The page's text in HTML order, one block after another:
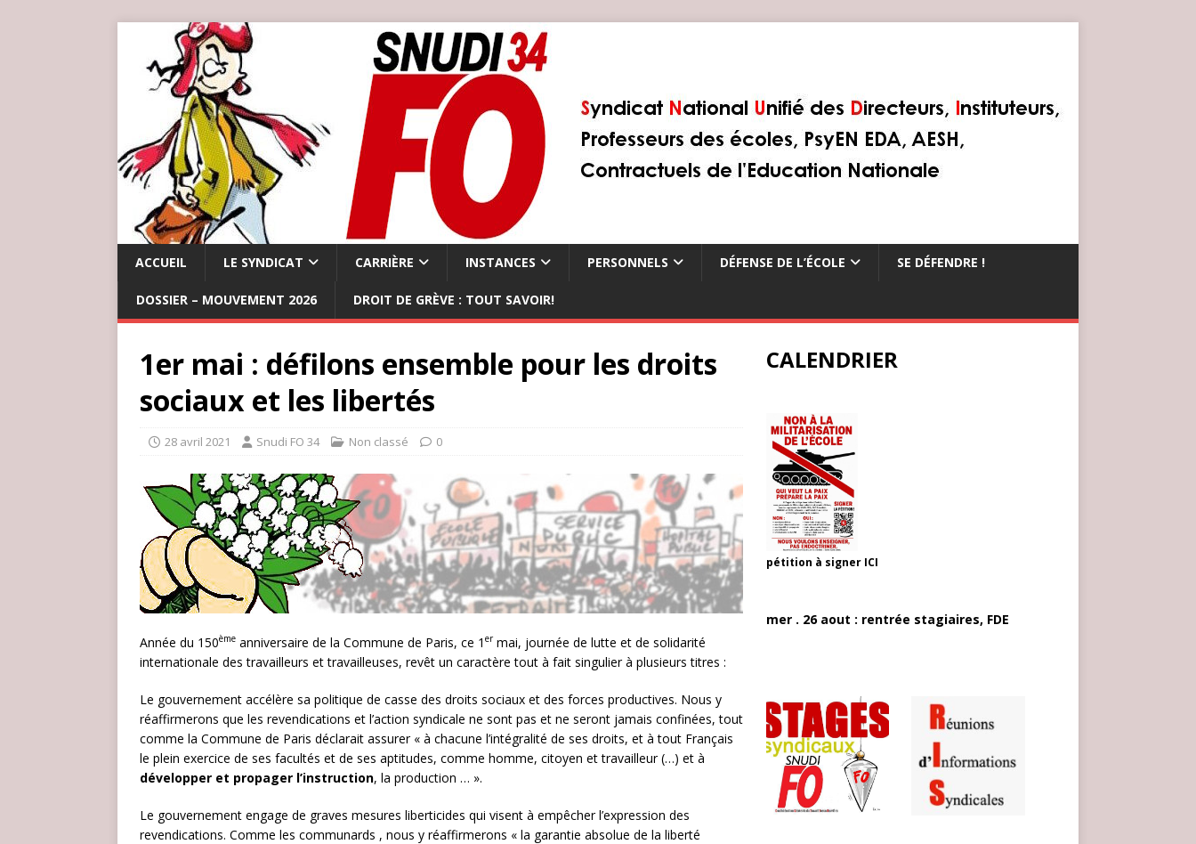
ACCUEIL LE SYNDICAT CARRIÈRE INSTANCES PERSONNELS DÉFENSE DE L’ÉCOLE SE DÉFENDRE !
DOSSIER – MOUVEMENT 2026 DROIT DE GRÈVE : TOUT SAVOIR!
1er mai : défilons ensemble pour les droits
sociaux et les libertés
28 avril 2021 Snudi FO 34 Non classé 0
Année du 150ème anniversaire de la Commune de Paris, ce 1 ermai, journée de lutte et de solidarité
internationale des travailleurs et travailleuses, revêt un caractère tout à fait singulier à plusieurs titres :
Le gouvernement accélère sa politique de casse des droits sociaux et des forces productives. Nous y
réaffirmerons que les revendications et l’action syndicale ne sont pas et ne seront jamais confinées, tout
comme la Commune de Paris déclarait assurer « à chacune l’intégralité de ses droits, et à tout Français
le plein exercice de ses facultés et de ses aptitudes, comme homme, citoyen et travailleur (…) et à
développer et propager l’instruction, la production … ».
Le gouvernement engage de graves mesures liberticides qui visent à empêcher l’expression des
revendications. Comme les communards , nous y réaffirmerons « la garantie absolue de la liberté
CALENDRIER
pétition à signer ICI
mer . 26 aout : rentrée stagiaires, FDE